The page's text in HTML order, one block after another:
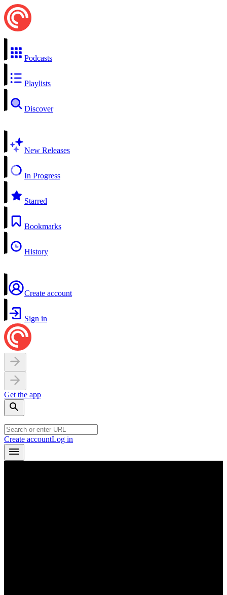
Podcasts
Playlists
Discover
New Releases
In Progress
Starred
Bookmarks
History
Create account
Sign in
Get the app
Create accountLog in